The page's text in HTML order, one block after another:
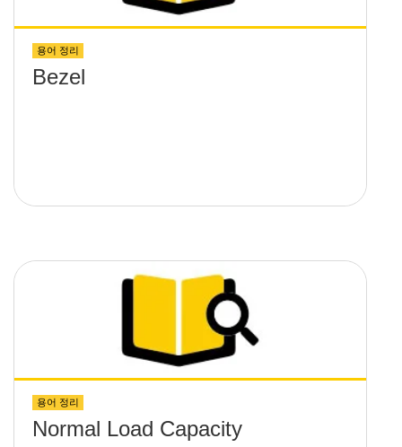
용어 정리
Bezel
용어 정리
Normal Load Capacity